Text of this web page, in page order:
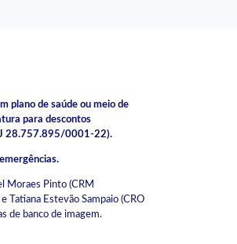
plano de saúde ou meio de
para descontos
28.757.895/0001-22).
Moraes Pinto (CRM
Estevão Sampaio (CRO
de banco de imagem.